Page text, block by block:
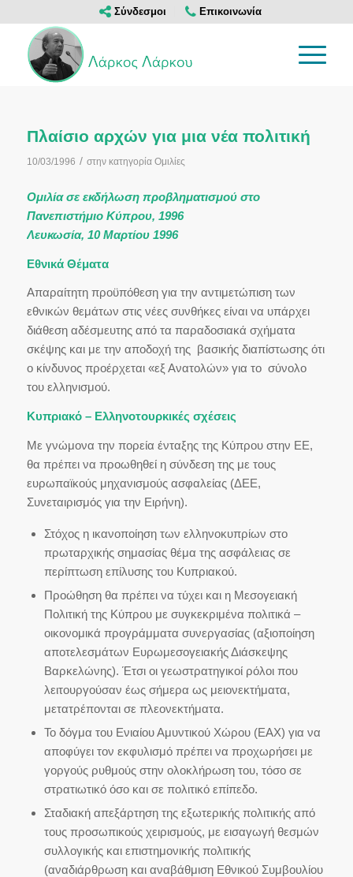
Σύνδεσμοι Επικοινωνία
Πλαίσιο αρχών για μια νέα πολιτική
10/03/1996 / στην κατηγορία Ομιλίες
Ομιλία σε εκδήλωση προβληματισμού στο
Πανεπιστήμιο Κύπρου, 1996
Λευκωσία, 10 Μαρτίου 1996
Εθνικά Θέματα
Απαραίτητη προϋπόθεση για την αντιμετώπιση των
εθνικών θεμάτων στις νέες συνθήκες είναι να υπάρχει
διάθεση αδέσμευτης από τα παραδοσιακά σχήματα
σκέψης και με την αποδοχή της βασικής διαπίστωσης ότι
ο κίνδυνος προέρχεται «εξ Ανατολών» για το σύνολο
του ελληνισμού.
Κυπριακό – Ελληνοτουρκικές σχέσεις
Με γνώμονα την πορεία ένταξης της Κύπρου στην ΕΕ,
θα πρέπει να προωθηθεί η σύνδεση της με τους
ευρωπαϊκούς μηχανισμούς ασφαλείας (ΔΕΕ,
Συνεταιρισμός για την Ειρήνη).
Στόχος η ικανοποίηση των ελληνοκυπρίων στο
πρωταρχικής σημασίας θέμα της ασφάλειας σε
περίπτωση επίλυσης του Κυπριακού.
Προώθηση θα πρέπει να τύχει και η Μεσογειακή
Πολιτική της Κύπρου με συγκεκριμένα πολιτικά –
οικονομικά προγράμματα συνεργασίας (αξιοποίηση
αποτελεσμάτων Ευρωμεσογειακής Διάσκεψης
Βαρκελώνης). Έτσι οι γεωστρατηγικοί ρόλοι που
λειτουργούσαν έως σήμερα ως μειονεκτήματα,
μετατρέπονται σε πλεονεκτήματα.
Το δόγμα του Ενιαίου Αμυντικού Χώρου (ΕΑΧ) για να
αποφύγει τον εκφυλισμό πρέπει να προχωρήσει με
γοργούς ρυθμούς στην ολοκλήρωση του, τόσο σε
στρατιωτικό όσο και σε πολιτικό επίπεδο.
Σταδιακή απεξάρτηση της εξωτερικής πολιτικής από
τους προσωπικούς χειρισμούς, με εισαγωγή θεσμών
συλλογικής και επιστημονικής πολιτικής
(αναδιάρθρωση και αναβάθμιση Εθνικού Συμβουλίου